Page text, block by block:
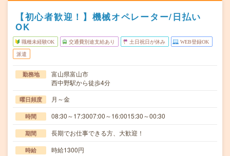
【初心者歓迎！】機械オペレーター/日払い
OK
職種未経験OK 交通費別途支給あり 土日祝日が休み WEB登録OK
派遣
勤務地
富山県富山市
西中野駅から徒歩4分
曜日頻度 月～金
時間 08:30～17:3007:00～16:0015:30～00:30
期間 長期でお仕事できる方、大歓迎！
時給 時給1300円